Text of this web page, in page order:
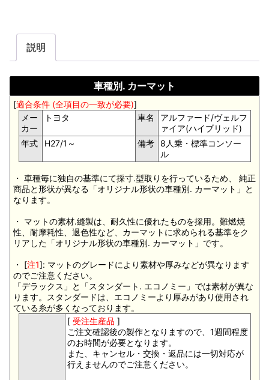
説明
車種別. カーマット
[適合条件 (全項目の一致が必要)]
メー
カー
トヨタ 車名
アルファード/ヴェルフ
ァイア(ハイブリッド)
年式
H27/1～ 備考
8人乗・標準コンソー
ル
・ 車種毎に独自の基準にて採寸.型取りを行っているため、 純正
商品と形状が異なる「オリジナル形状の車種別. カーマット」と
なります。
・ マットの素材.縫製は、耐久性に優れたものを採用。難燃焼
性、耐摩耗性、退色性など、カーマットに求められる基準をク
リアした「オリジナル形状の車種別. カーマット」です。
・ [注1]: マットのグレードにより素材や厚みなどが異なります
のでご注意ください。
「デラックス」と「スタンダート. エコノミー」では素材が異な
ります。スタンダードは、エコノミーより厚みがあり使用され
ている糸が多くなっております。
[ 受注生産品 ]
ご注文確認後の製作となりますので、1週間程度
のお時間が必要となります。
また、キャンセル・交換・返品には一切対応が
行えませんのでご注意ください。